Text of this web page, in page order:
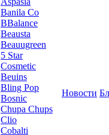
Banila Co
BBalance
Beausta
Beauugreen
5 Star
Cosmetic
Beuins
Bling Pop
Bosnic
Chupa Chups
Clio
Cobalti
Новости